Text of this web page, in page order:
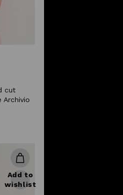
cut
Add to
wishlist